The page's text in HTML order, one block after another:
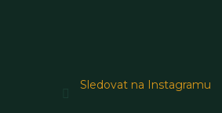
Sledovat na Instagramu